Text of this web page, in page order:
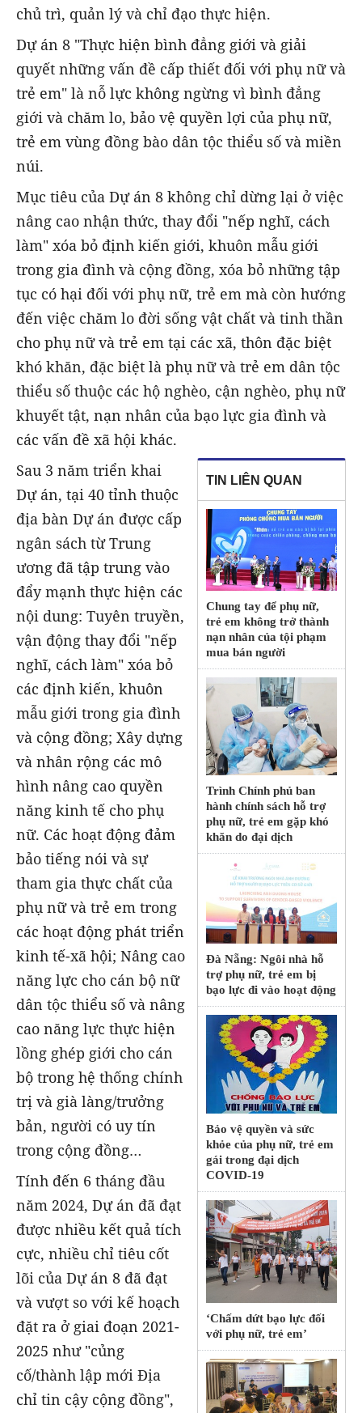
chủ trì, quản lý và chỉ đạo thực hiện.
Dự án 8 "Thực hiện bình đẳng giới và giải
quyết những vấn đề cấp thiết đối với phụ nữ và
trẻ em" là nỗ lực không ngừng vì bình đẳng
giới và chăm lo, bảo vệ quyền lợi của phụ nữ,
trẻ em vùng đồng bào dân tộc thiểu số và miền
núi.
Mục tiêu của Dự án 8 không chỉ dừng lại ở việc
nâng cao nhận thức, thay đổi "nếp nghĩ, cách
làm" xóa bỏ định kiến giới, khuôn mẫu giới
trong gia đình và cộng đồng, xóa bỏ những tập
tục có hại đối với phụ nữ, trẻ em mà còn hướng
đến việc chăm lo đời sống vật chất và tinh thần
cho phụ nữ và trẻ em tại các xã, thôn đặc biệt
khó khăn, đặc biệt là phụ nữ và trẻ em dân tộc
thiểu số thuộc các hộ nghèo, cận nghèo, phụ nữ
khuyết tật, nạn nhân của bạo lực gia đình và
các vấn đề xã hội khác.
TIN LIÊN QUAN
Chung tay để phụ nữ,
trẻ em không trở thành
nạn nhân của tội phạm
mua bán người
Trình Chính phủ ban
hành chính sách hỗ trợ
phụ nữ, trẻ em gặp khó
khăn do đại dịch
Đà Nẵng: Ngôi nhà hỗ
trợ phụ nữ, trẻ em bị
bạo lực đi vào hoạt động
Bảo vệ quyền và sức
khỏe của phụ nữ, trẻ em
gái trong đại dịch
COVID-19
‘Chấm dứt bạo lực đối
với phụ nữ, trẻ em’
Sau 3 năm triển khai
Dự án, tại 40 tỉnh thuộc
địa bàn Dự án được cấp
ngân sách từ Trung
ương đã tập trung vào
đẩy mạnh thực hiện các
nội dung: Tuyên truyền,
vận động thay đổi "nếp
nghĩ, cách làm" xóa bỏ
các định kiến, khuôn
mẫu giới trong gia đình
và cộng đồng; Xây dựng
và nhân rộng các mô
hình nâng cao quyền
năng kinh tế cho phụ
nữ. Các hoạt động đảm
bảo tiếng nói và sự
tham gia thực chất của
phụ nữ và trẻ em trong
các hoạt động phát triển
kinh tế-xã hội; Nâng cao
năng lực cho cán bộ nữ
dân tộc thiểu số và nâng
cao năng lực thực hiện
lồng ghép giới cho cán
bộ trong hệ thống chính
trị và già làng/trưởng
bản, người có uy tín
trong cộng đồng…
Tính đến 6 tháng đầu
năm 2024, Dự án đã đạt
được nhiều kết quả tích
cực, nhiều chỉ tiêu cốt
lõi của Dự án 8 đã đạt
và vượt so với kế hoạch
đặt ra ở giai đoạn 2021-
2025 như "củng
cố/thành lập mới Địa
chỉ tin cậy cộng đồng",